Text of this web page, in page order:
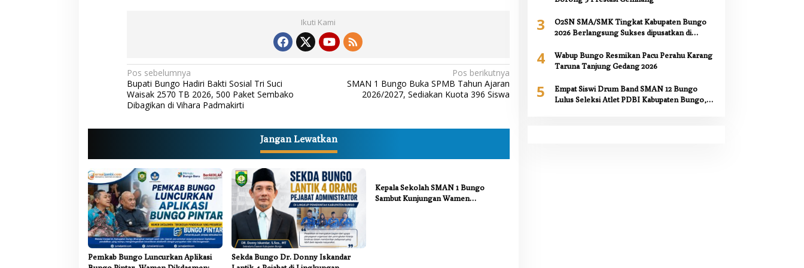
Ikuti Kami
N
a
v
i
a
s
i
p
o
s
Pos sebelumnya
Bupati Bungo Hadiri Bakti Sosial Tri Suci
Waisak 2570 TB 2026, 500 Paket Sembako
Dibagikan di Vihara Padmakirti
Pos berikutnya
SMAN 1 Bungo Buka SPMB Tahun Ajaran
2026/2027, Sediakan Kuota 396 Siswa
Jangan Lewatkan
Pemkab Bungo Luncurkan Aplikasi
Sekda Bungo Dr. Donny Iskandar
Kepala Sekolah SMAN 1 Bungo
Sambut Kunjungan Wamen
3
O2SN SMA/SMK Tingkat Kabupaten Bungo
2026 Berlangsung Sukses dipusatkan di
4
Wabup Bungo Resmikan Pacu Perahu Karang
Taruna Tanjung Gedang 2026
5
Empat Siswi Drum Band SMAN 12 Bungo
Lulus Seleksi Atlet PDBI Kabupaten Bungo,